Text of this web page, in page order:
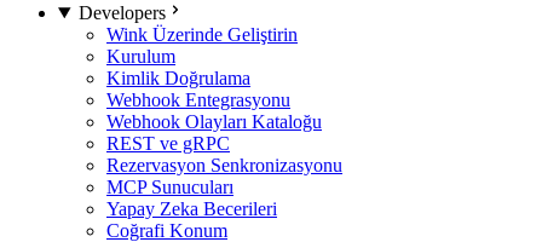
Developers
Wink Üzerinde Geliştirin
Kurulum
Kimlik Doğrulama
Webhook Entegrasyonu
Webhook Olayları Kataloğu
REST ve gRPC
Rezervasyon Senkronizasyonu
MCP Sunucuları
Yapay Zeka Becerileri
Coğrafi Konum